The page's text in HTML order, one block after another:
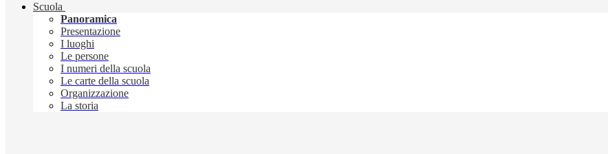
Scuola
Panoramica
Presentazione
I luoghi
Le persone
I numeri della scuola
Le carte della scuola
Organizzazione
La storia